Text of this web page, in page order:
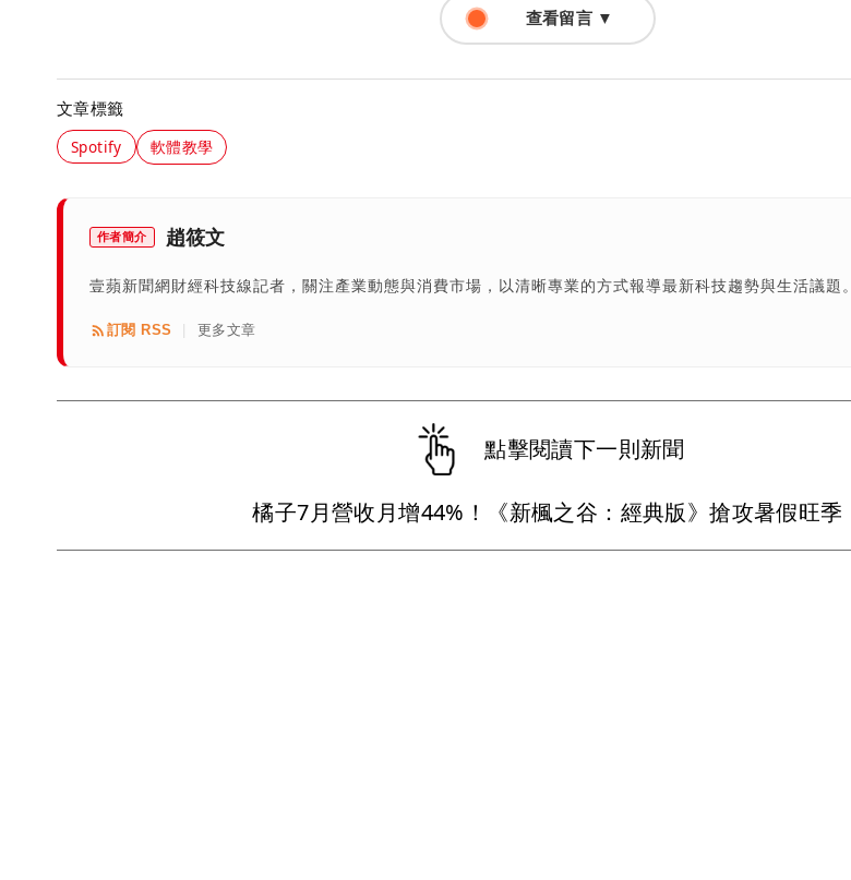
查看留言 ▼
文章標籤
Spotify 軟體教學
作者簡介 趙筱文
壹蘋新聞網財經科技線記者，關注產業動態與消費市場，以清晰專業的方式報導最新科技趨勢與生活議題。
訂閱 RSS 更多文章
點擊閱讀下一則新聞
橘子7月營收月增44%！《新楓之谷：經典版》搶攻暑假旺季